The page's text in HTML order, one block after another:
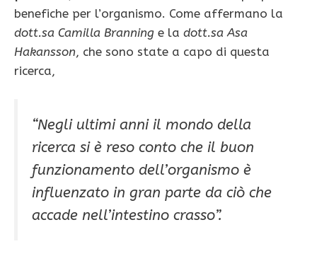
benefiche per l’organismo. Come affermano la
dott.sa Camilla Branning e la dott.sa Asa
Hakansson, che sono state a capo di questa
ricerca,
“Negli ultimi anni il mondo della
ricerca si è reso conto che il buon
funzionamento dell’organismo è
influenzato in gran parte da ciò che
accade nell’intestino crasso”.